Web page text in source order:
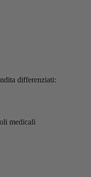
differenziati:
medicali